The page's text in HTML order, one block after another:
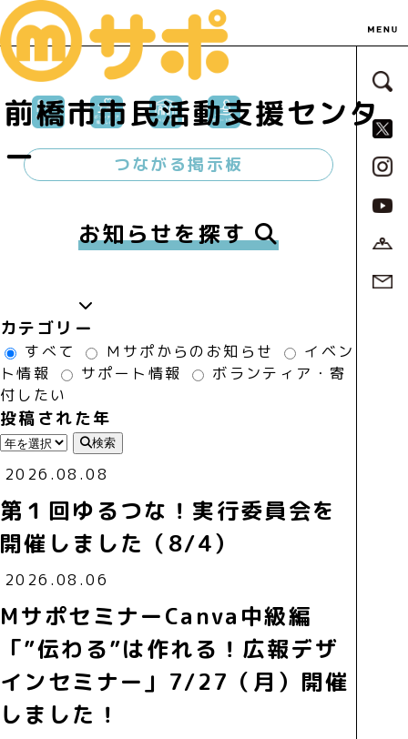
前橋市市民活動支援センタ
ー
サ
つながる掲示板
お知らせを探す
カテゴリー
すべて Ｍサポからのお知らせ
イベン
ト情報
サポート情報
ボランティア・寄
付したい
投稿された年
検索
2026.08.08
第１回ゆるつな！実行委員会を
開催しました（8/4）
2026.08.06
MサポセミナーCanva中級編
「”伝わる”は作れる！広報デザ
インセミナー」7/27（月）開催
しました！